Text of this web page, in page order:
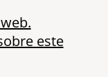
este